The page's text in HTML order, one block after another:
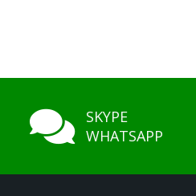
SKYPE
WHATSAPP